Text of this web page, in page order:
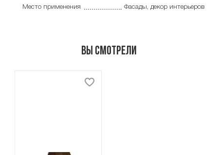
Место применения
Фасады, декор интерьеров
Вы смотрели